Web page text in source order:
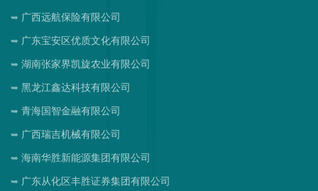
广西远航保险有限公司
广东宝安区优质文化有限公司
湖南张家界凯旋农业有限公司
黑龙江鑫达科技有限公司
青海国智金融有限公司
广西瑞吉机械有限公司
海南华胜新能源集团有限公司
广东从化区丰胜证券集团有限公司